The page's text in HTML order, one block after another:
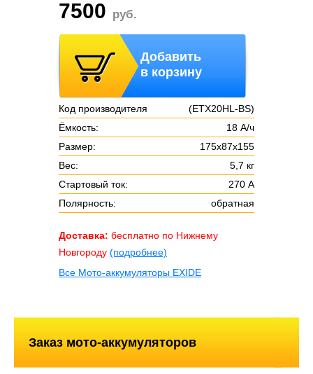
7500 руб.
Добавить
в корзину
Код производителя
(ETX20HL-BS)
Ёмкость:
18 А/ч
Размер:
175х87х155
Вес:
5,7 кг
Стартовый ток:
270 А
Полярность:
обратная
Доставка: бесплатно по Нижнему
Новгороду (подробнее)
Все Мото-аккумуляторы EXIDE
Заказ мото-аккумуляторов